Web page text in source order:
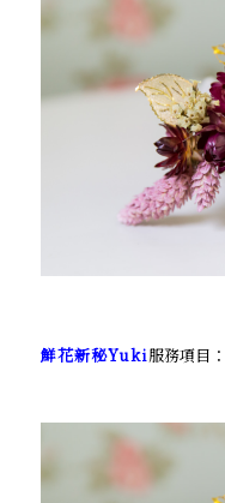
鮮花新秘Yuki服務項目：